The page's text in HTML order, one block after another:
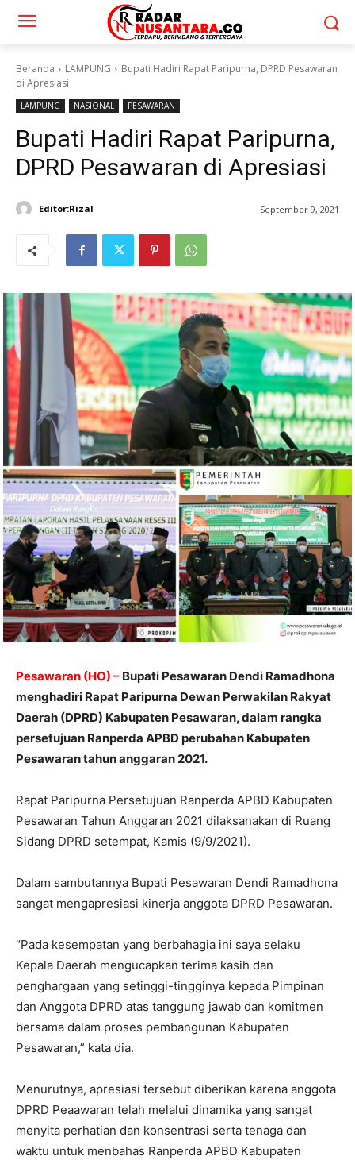
Beranda LAMPUNG
Bupati Hadiri Rapat Paripurna, DPRD Pesawaran
di Apresiasi
LAMPUNG NASIONAL PESAWARAN
Bupati Hadiri Rapat Paripurna,
DPRD Pesawaran di Apresiasi
Editor:Rizal September 9, 2021
Pesawaran (HO) – Bupati Pesawaran Dendi Ramadhona
menghadiri Rapat Paripurna Dewan Perwakilan Rakyat
Daerah (DPRD) Kabupaten Pesawaran, dalam rangka
persetujuan Ranperda APBD perubahan Kabupaten
Pesawaran tahun anggaran 2021.
Rapat Paripurna Persetujuan Ranperda APBD Kabupaten
Pesawaran Tahun Anggaran 2021 dilaksanakan di Ruang
Sidang DPRD setempat, Kamis (9/9/2021).
Dalam sambutannya Bupati Pesawaran Dendi Ramadhona
sangat mengapresiasi kinerja anggota DPRD Pesawaran.
“Pada kesempatan yang berbahagia ini saya selaku
Kepala Daerah mengucapkan terima kasih dan
penghargaan yang setinggi-tingginya kepada Pimpinan
dan Anggota DPRD atas tanggung jawab dan komitmen
bersama dalam proses pembangunan Kabupaten
Pesawaran,” kata dia.
Menurutnya, apresiasi tersebut diberikan karena anggota
DPRD Peaawaran telah melalui dinamika yang sangat
menyita perhatian dan konsentrasi serta tenaga dan
waktu untuk menbahas Ranperda APBD Kabupaten